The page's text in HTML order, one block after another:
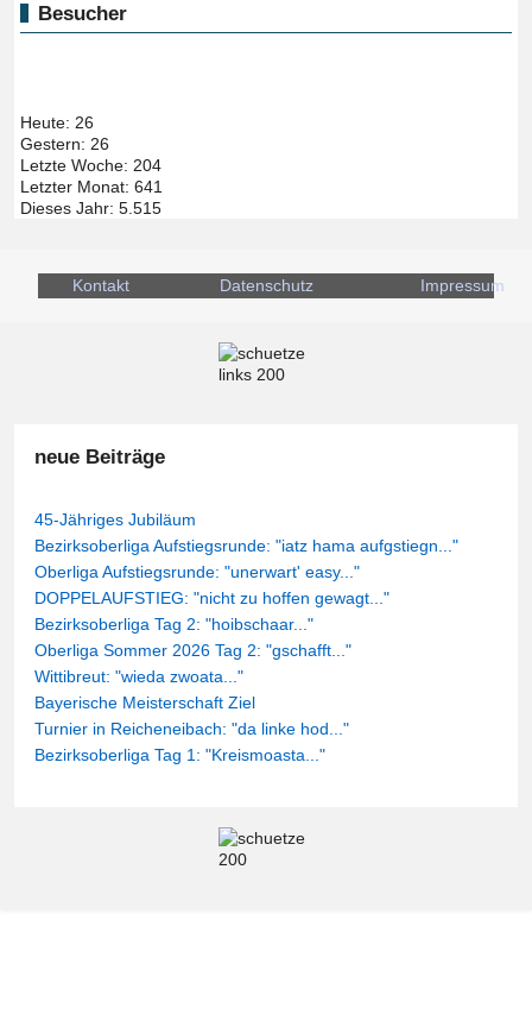
Besucher
Heute: 26
Gestern: 26
Letzte Woche: 204
Letzter Monat: 641
Dieses Jahr: 5.515
Kontakt Datenschutz Impressum
neue Beiträge
45-Jähriges Jubiläum
Bezirksoberliga Aufstiegsrunde: "iatz hama aufgstiegn..."
Oberliga Aufstiegsrunde: "unerwart' easy..."
DOPPELAUFSTIEG: "nicht zu hoffen gewagt..."
Bezirksoberliga Tag 2: "hoibschaar..."
Oberliga Sommer 2026 Tag 2: "gschafft..."
Wittibreut: "wieda zwoata..."
Bayerische Meisterschaft Ziel
Turnier in Reicheneibach: "da linke hod..."
Bezirksoberliga Tag 1: "Kreismoasta..."